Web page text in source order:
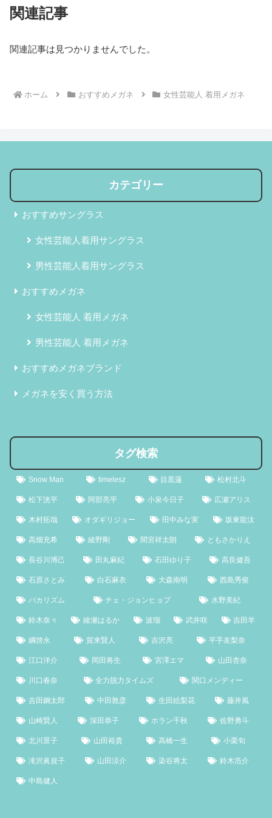
関連記事
関連記事は見つかりませんでした。
ホーム おすすめメガネ 女性芸能人 着用メガネ
カテゴリー
おすすめサングラス
女性芸能人着用サングラス
男性芸能人着用サングラス
おすすめメガネ
女性芸能人 着用メガネ
男性芸能人 着用メガネ
おすすめメガネブランド
メガネを安く買う方法
タグ検索
Snow Man timelesz 目黒蓮 松村北斗
松下洸平 阿部亮平 小泉今日子 広瀬アリス
木村拓哉 オダギリジョー 田中みな実 坂東龍汰
高畑充希 綾野剛 間宮祥太朗 ともさかりえ
長谷川博己 田丸麻紀 石田ゆり子 高良健吾
石原さとみ 白石麻衣 大森南明 西島秀俊
バカリズム チェ・ジョンヒョプ 水野美紀
鈴木奈々 綾瀬はるか 波瑠 武井咲 吉田羊
綱啓永 賀来賢人 吉沢亮 平手友梨奈
江口洋介 岡田将生 宮澤エマ 山田杏奈
川口春奈 全力脱力タイムズ 関口メンディー
吉田鋼太郎 中田敦彦 生田絵梨花 藤井風
山崎賢人 深田恭子 ホラン千秋 佐野勇斗
北川景子 山田裕貴 高橋一生 小栗旬
滝沢眞規子 山田涼介 染谷将太 鈴木浩介
中島健人